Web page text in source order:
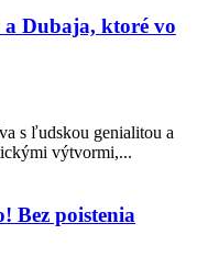
Dubaja, ktoré vo
s ľudskou genialitou a
výtvormi,...
Bez poistenia